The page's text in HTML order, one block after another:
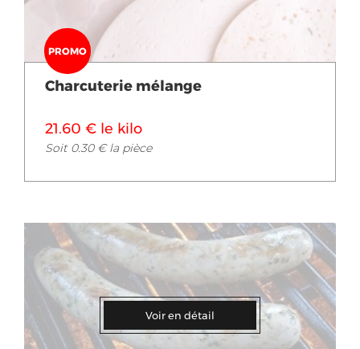
PROMO
Charcuterie mélange
21.60 € le kilo
Soit 0.30 € la pièce
Voir en détail